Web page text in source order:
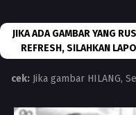
JIKA ADA GAMBAR YANG
REFRESH, SILAHKAN
cek: Jika gambar HILANG,